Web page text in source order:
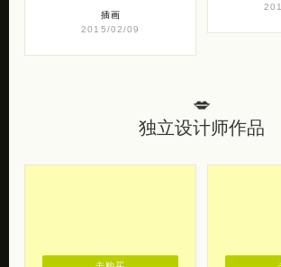
插画
2015/02/09
💋
独立设计师作品